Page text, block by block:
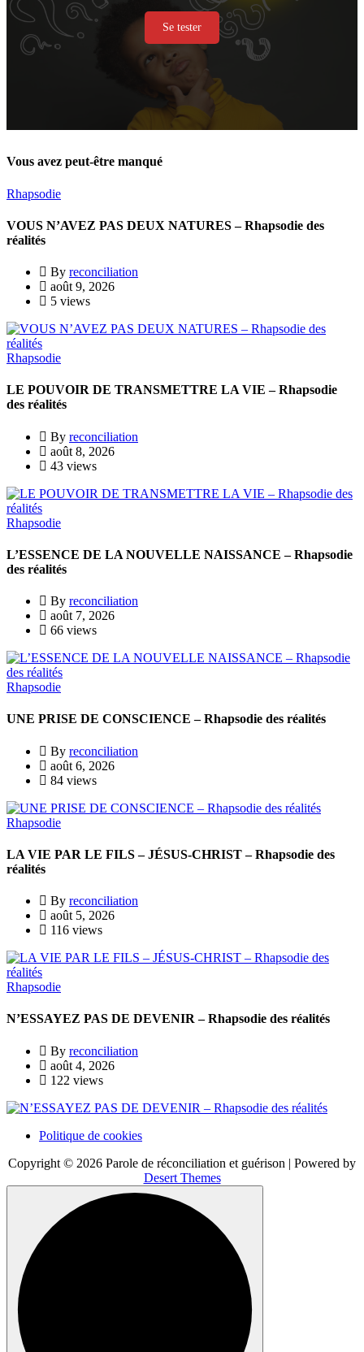
Se tester
Vous avez peut-être manqué
Rhapsodie
VOUS N’AVEZ PAS DEUX NATURES – Rhapsodie des
réalités
By reconciliation
août 9, 2026
5 views
Rhapsodie
LE POUVOIR DE TRANSMETTRE LA VIE – Rhapsodie
des réalités
By reconciliation
août 8, 2026
43 views
Rhapsodie
L’ESSENCE DE LA NOUVELLE NAISSANCE – Rhapsodie
des réalités
By reconciliation
août 7, 2026
66 views
Rhapsodie
UNE PRISE DE CONSCIENCE – Rhapsodie des réalités
By reconciliation
août 6, 2026
84 views
Rhapsodie
LA VIE PAR LE FILS – JÉSUS-CHRIST – Rhapsodie des
réalités
By reconciliation
août 5, 2026
116 views
Rhapsodie
N’ESSAYEZ PAS DE DEVENIR – Rhapsodie des réalités
By reconciliation
août 4, 2026
122 views
Politique de cookies
Copyright © 2026 Parole de réconciliation et guérison | Powered by
Desert Themes